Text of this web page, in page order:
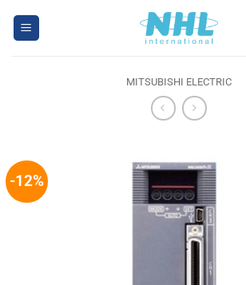
MITSUBISHI ELECTRIC
-12%